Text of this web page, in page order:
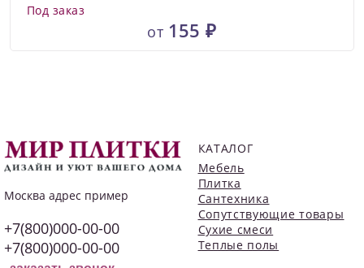
Под заказ
от 155 ₽
Москва адрес пример
+7(800)000-00-00
+7(800)000-00-00
КАТАЛОГ
Мебель
Плитка
Сантехника
Сопутствующие товары
Сухие смеси
Теплые полы